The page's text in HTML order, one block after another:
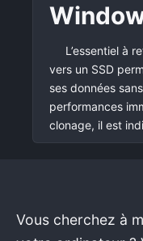
Vous cherchez à
L’essentiel à
vers un SSD
ses données
performances
clonage, il est